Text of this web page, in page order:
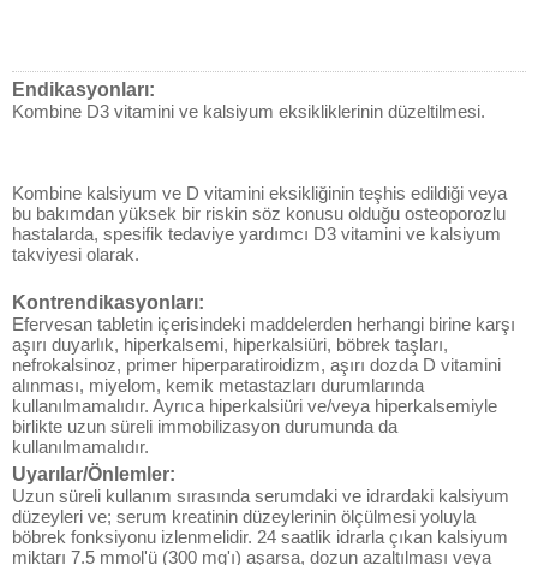
Endikasyonları:
Kombine D3 vitamini ve kalsiyum eksikliklerinin düzeltilmesi.
Kombine kalsiyum ve D vitamini eksikliğinin teşhis edildiği veya
bu bakımdan yüksek bir riskin söz konusu olduğu osteoporozlu
hastalarda, spesifik tedaviye yardımcı D3 vitamini ve kalsiyum
takviyesi olarak.
Kontrendikasyonları:
Efervesan tabletin içerisindeki maddelerden herhangi birine karşı
aşırı duyarlık, hiperkalsemi, hiperkalsiüri, böbrek taşları,
nefrokalsinoz, primer hiperparatiroidizm, aşırı dozda D vitamini
alınması, miyelom, kemik metastazları durumlarında
kullanılmamalıdır. Ayrıca hiperkalsiüri ve/veya hiperkalsemiyle
birlikte uzun süreli immobilizasyon durumunda da
kullanılmamalıdır.
Uyarılar/Önlemler:
Uzun süreli kullanım sırasında serumdaki ve idrardaki kalsiyum
düzeyleri ve; serum kreatinin düzeylerinin ölçülmesi yoluyla
böbrek fonksiyonu izlenmelidir. 24 saatlik idrarla çıkan kalsiyum
miktarı 7.5 mmol'ü (300 mg'ı) aşarsa, dozun azaltılması veya